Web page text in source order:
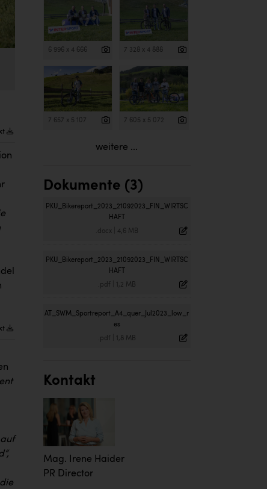
6 996 x 4 666 7 328 x 4 888
7 657 x 5 107 7 605 x 5 072
weitere ...
Dokumente (3)
PKU_Bikereport_2023_21092023_FIN_WIRTSC
HAFT
.docx| 4,6 MB
PKU_Bikereport_2023_21092023_FIN_WIRTSC
HAFT
.pdf 1,2 MB
AT_SWM_Sportreport_A4_quer_Jul2023_low_r
es
.pdf 1,8 MB
Kontakt
Mag. Irene Haider
PR Director